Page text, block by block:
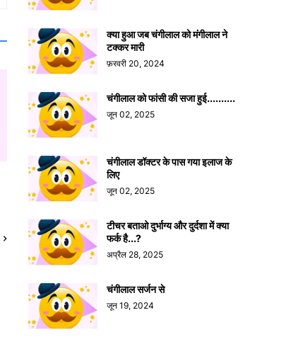
क्या हुआ जब चंगीलाल को मंगीलाल ने
टक्कर मारी
फ़रवरी 20, 2024
चंगीलाल को फांसी की सजा हुई..........
जून 02, 2025
चंगीलाल डॉक्टर के पास गया इलाज के
लिए
जून 02, 2025
टीचर बताओ दुर्भाग्य और दुर्दशा में क्या
फर्क है...?
अप्रैल 28, 2025
चंगीलाल सर्जन से
जून 19, 2024